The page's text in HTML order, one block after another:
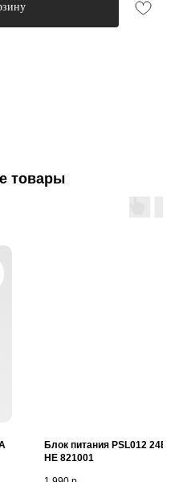
товары
Блок питания PSL012 24В
HE 821001